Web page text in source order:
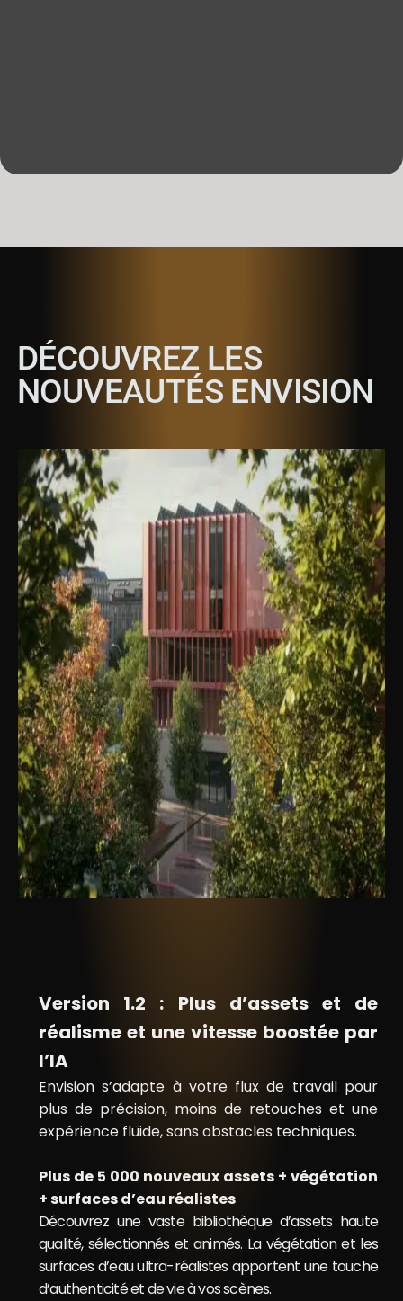
DÉCOUVREZ LES
NOUVEAUTÉS ENVISION
Version 1.2 : Plus d’assets et de
réalisme et une vitesse boostée par
l’IA
Envision s’adapte à votre flux de travail pour
plus de précision, moins de retouches et une
expérience fluide, sans obstacles techniques.
Plus de 5 000 nouveaux assets + végétation
+ surfaces d’eau réalistes
Découvrez une vaste bibliothèque d’assets haute
qualité, sélectionnés et animés. La végétation et les
surfaces d’eau ultra-réalistes apportent une touche
d’authenticité et de vie à vos scènes.